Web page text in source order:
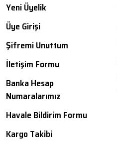
Yeni Üyelik
Üye Girişi
Şifremi Unuttum
İletişim Formu
Banka Hesap
Numaralarımız
Havale Bildirim Formu
Kargo Takibi